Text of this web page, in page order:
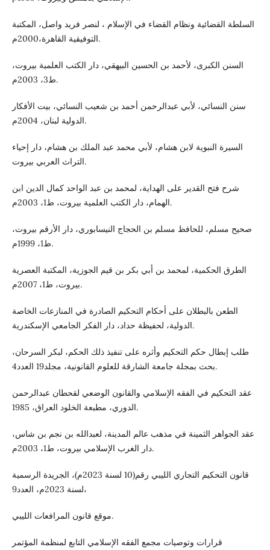
السلطة القضائية ونظام القضاء في الإسلام ، لنصر فريد واصل، المكتبة
التوفيقية القاهرة،2000م.
السنن الكبرى، لأحمد بن الحسين البيهقي، دار الكتب العلمية بيروت،
ط3، 2003م.
سنن النسائي، لأبي عبدالرحمن أحمد بن شعيب النسائي، بيت الأفكار
الدولية لبنان، 2004م.
السيرة النبوية لابن هشام، لأبي محمد عبد الملك بن هشام، دار إحياء
التراث العربي بيروت.
شرح فتح القدير على الهداية، لمحمد بن عبد الواحد كمال الدين ابن
الهمام، دار الكتب العلمية بيروت، ط1، 2003م.
صحيح مسلم، للحافظ مسلم بن الحجاج النيسابوري، دار الأرقم بيروت،
ط1، 1999م.
الطرق الحكمية، لمحمد بن أبي بكر بن قيم الجوزية، المكتبة العصرية
بيروت، ط1، 2007م.
الطعن بالبطلان على أحكام التحكيم الصادرة في المنازعات الخاصة
الدولية، لحفيظة حداد، دار الفكر الجامعي الإسكندرية.
طلب إبطال حكم التحكيم وأثره على تنفيذ ذلك الحكم، لبكر السرحان،
بحث بمجلة جامعة الشارقة للعلوم القانونية، مجلد19 العدد4.
عقد التحكيم في الفقه الإسلامي والقانون الوضعي لقحطان عبدالرحمن
الدوري، مطبعة الخلود العراق، 1985.
عقد الجواهر الثمينة في مذهب عالم المدينة، لعبدالله بن نجم بن شاس،
دار الغرب الإسلامي بيروت، ط1، 2003م.
قانون التحكيم التجاري الليبي رقم(10 لسنة 2023م)، الجريدة الرسمية
لسنة 2023م، العدد9،
موقع قانون المرافعات الليبي.
قرارات وتوصيات مجمع الفقه الإسلامي التابع لمنظمة المؤتمر